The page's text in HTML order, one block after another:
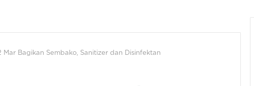
Mar Bagikan Sembako, Sanitizer dan Disinfektan